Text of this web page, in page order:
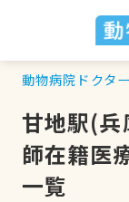
動物病院ドクタ
甘地駅(
師在籍医
一覧